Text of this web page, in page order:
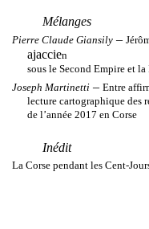
Mélanges
Pierre Claude Giansily –
ajaccien
sous le Second Empire et la
Joseph Martinetti – Entre
lecture cartographique des
de l’année 2017 en Corse
Inédit
La Corse pendant les Cent-